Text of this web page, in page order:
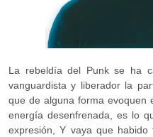
La rebeldía del Punk se ha
vanguardista y liberador la
que de alguna forma evoquen
energía desenfrenada, es lo
expresión, Y vaya que habido